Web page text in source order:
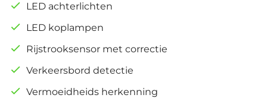
LED achterlichten
LED koplampen
Rijstrooksensor met correctie
Verkeersbord detectie
Vermoeidheids herkenning